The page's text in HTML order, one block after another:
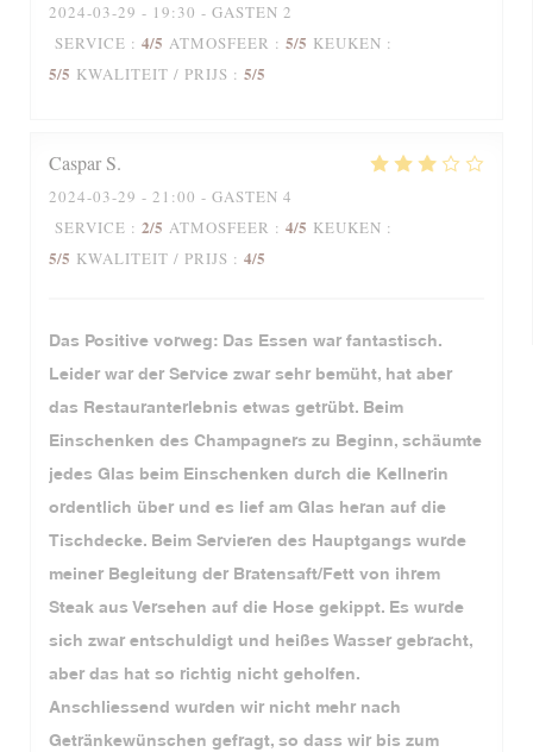
2024-03-29 - 19:30 - GASTEN 2
SERVICE : 4/5 ATMOSFEER : 5/5 KEUKEN :
5/5 KWALITEIT / PRIJS : 5/5
Caspar S
2024-03-29 - 21:00 - GASTEN 4
SERVICE : 2/5 ATMOSFEER : 4/5 KEUKEN :
5/5 KWALITEIT / PRIJS : 4/5
Das Positive vorweg: Das Essen war fantastisch.
Leider war der Service zwar sehr bemüht, hat aber
das Restauranterlebnis etwas getrübt. Beim
Einschenken des Champagners zu Beginn, schäumte
jedes Glas beim Einschenken durch die Kellnerin
ordentlich über und es lief am Glas heran auf die
Tischdecke. Beim Servieren des Hauptgangs wurde
meiner Begleitung der Bratensaft/Fett von ihrem
Steak aus Versehen auf die Hose gekippt. Es wurde
sich zwar entschuldigt und heißes Wasser gebracht,
aber das hat so richtig nicht geholfen.
Anschliessend wurden wir nicht mehr nach
Getränkewünschen gefragt, so dass wir bis zum